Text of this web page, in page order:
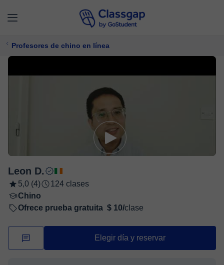
Profesores de chino en línea
Leon D.
5,0 (4)
124 clases
Chino
Ofrece prueba gratuita $ 10/clase
Elegir día y reservar